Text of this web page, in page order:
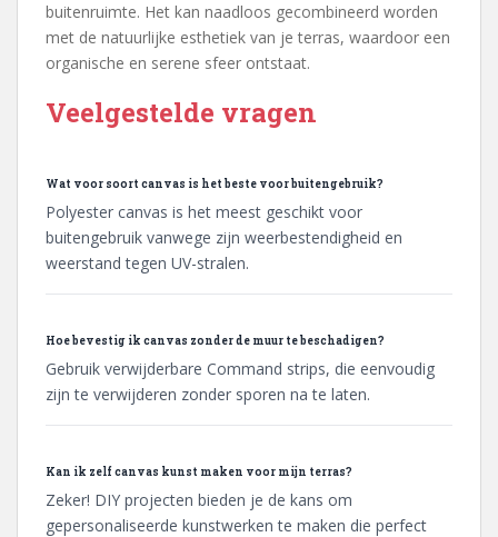
buitenruimte. Het kan naadloos gecombineerd worden
met de natuurlijke esthetiek van je terras, waardoor een
organische en serene sfeer ontstaat.
Veelgestelde vragen
Wat voor soort canvas is het beste voor buitengebruik?
Polyester canvas is het meest geschikt voor
buitengebruik vanwege zijn weerbestendigheid en
weerstand tegen UV-stralen.
Hoe bevestig ik canvas zonder de muur te beschadigen?
Gebruik verwijderbare Command strips, die eenvoudig
zijn te verwijderen zonder sporen na te laten.
Kan ik zelf canvas kunst maken voor mijn terras?
Zeker! DIY projecten bieden je de kans om
gepersonaliseerde kunstwerken te maken die perfect